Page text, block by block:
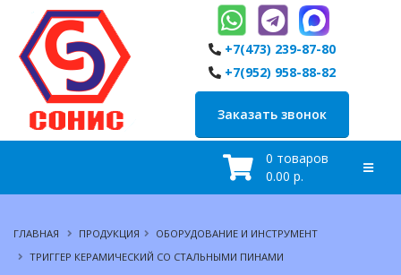
+7(473) 239-87-80
+7(952) 958-88-82
Заказать звонок
0 товаров
0.00 р.
ГЛАВНАЯ ПРОДУКЦИЯ
ОБОРУДОВАНИЕ И ИНСТРУМЕНТ
ТРИГГЕР КЕРАМИЧЕСКИЙ СО СТАЛЬНЫМИ ПИНАМИ